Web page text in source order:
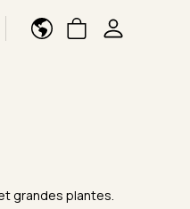
grandes plantes.